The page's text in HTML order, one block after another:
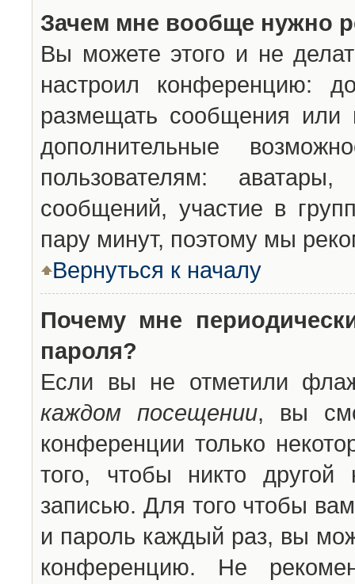
Зачем мне вообще нужно
Вы можете этого и не
настроил конференцию:
размещать сообщения или
дополнительные
пользователям:
сообщений, участие в
пару минут, поэтому мы
Вернуться к началу
Почему мне
пароля?
Если вы не отметили
каждом посещении, вы
конференции только
того, чтобы никто другой
записью. Для того чтобы
и пароль каждый раз, вы
конференцию. Не